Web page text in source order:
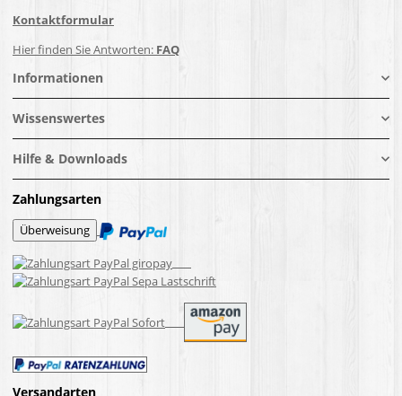
Kontaktformular
Hier finden Sie Antworten: FAQ
Informationen
Wissenswertes
Hilfe & Downloads
Zahlungsarten
Versandarten